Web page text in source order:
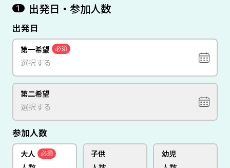
1 出発日・参加人数
出発日
第一希望 必須
第二希望
参加人数
大人 必須 子供 幼児